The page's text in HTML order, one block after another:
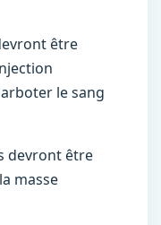
être
le sang
devront être
masse